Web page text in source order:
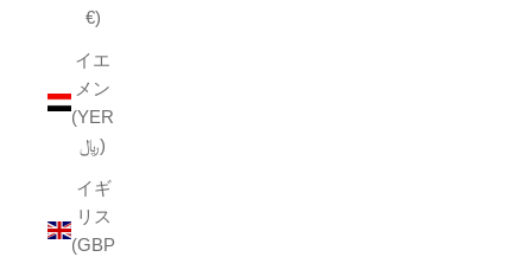
€)
イエ
メン
(YER
﷼)
イギ
リス
(GBP